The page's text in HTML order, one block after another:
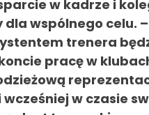
w kadrze i
wspólnego celu.
trenera
pracę w
w czasie